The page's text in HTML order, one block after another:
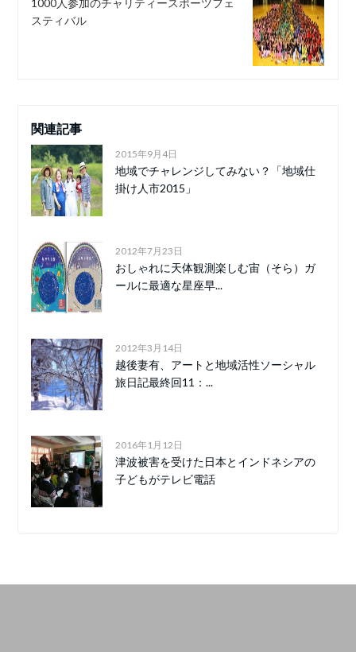
1000人参加のチャリティースポーツフェ
スティバル
関連記事
2015年9月4日
地域でチャレンジしてみない？「地域仕
掛け人市2015」
2012年7月23日
おしゃれに天体観測楽しむ宙（そら）ガ
ールに最適な星座早...
2012年3月14日
越後妻有、アートと地域活性ソーシャル
旅日記最終回11：...
2016年1月12日
津波被害を受けた日本とインドネシアの
子どもがテレビ電話